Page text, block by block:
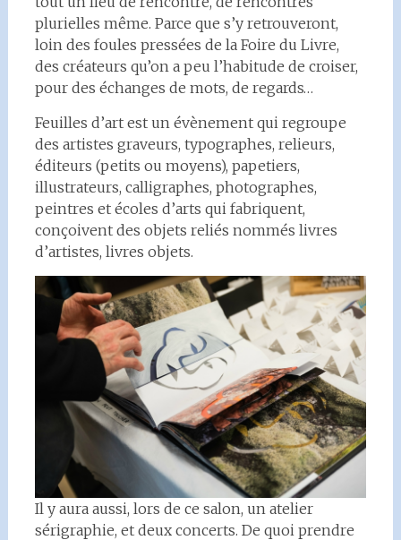
plurielles même. Parce que s’y retrouveront,
loin des foules pressées de la Foire du Livre,
des créateurs qu’on a peu l’habitude de croiser,
pour des échanges de mots, de regards…
Feuilles d’art est un évènement qui regroupe
des artistes graveurs, typographes, relieurs,
éditeurs (petits ou moyens), papetiers,
illustrateurs, calligraphes, photographes,
peintres et écoles d’arts qui fabriquent,
conçoivent des objets reliés nommés livres
d’artistes, livres objets.
Il y aura aussi, lors de ce salon, un atelier
sérigraphie, et deux concerts. De quoi prendre